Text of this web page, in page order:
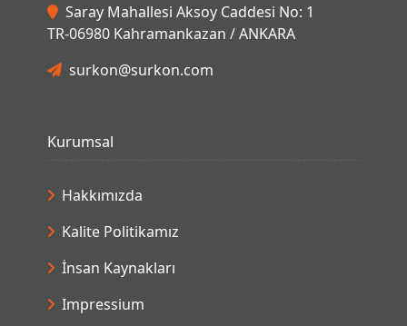
Saray Mahallesi Aksoy Caddesi No: 1
TR-06980 Kahramankazan / ANKARA
surkon@surkon.com
Kurumsal
Hakkımızda
Kalite Politikamız
İnsan Kaynakları
Impressium